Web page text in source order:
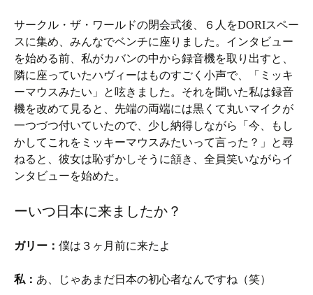
サークル・ザ・ワールドの閉会式後、６人をDORIスペー
スに集め、みんなでベンチに座りました。インタビュー
を始める前、私がカバンの中から録音機を取り出すと、
隣に座っていたハヴィーはものすごく小声で、「ミッキ
ーマウスみたい」と呟きました。それを聞いた私は録音
機を改めて見ると、先端の両端には黒くて丸いマイクが
一つづつ付いていたので、少し納得しながら「今、もし
かしてこれをミッキーマウスみたいって言った？」と尋
ねると、彼女は恥ずかしそうに頷き、全員笑いながらイ
ンタビューを始めた。
ーいつ日本に来ましたか？
ガリー： 僕は３ヶ月前に来たよ
私： あ、じゃあまだ日本の初心者なんですね（笑）